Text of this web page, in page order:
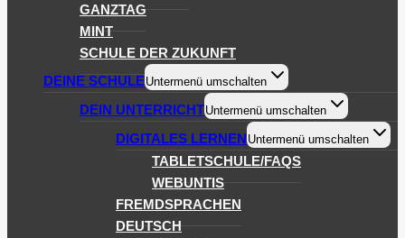
GANZTAG
MINT
SCHULE DER ZUKUNFT
DEINE SCHULEUntermenü umschalten
DEIN UNTERRICHTUntermenü umschalten
DIGITALES LERNEN Untermenü umschalten
TABLETSCHULE/FAQS
WEBUNTIS
FREMDSPRACHEN
DEUTSCH